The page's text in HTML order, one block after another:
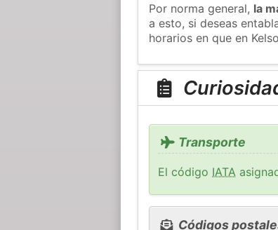
Por norma general, la
a esto, si deseas
horarios en que en
Transporte
El código IATA
Códigos